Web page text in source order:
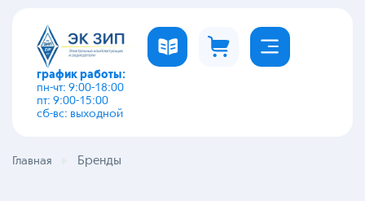
график работы:
пн-чт: 9:00-18:00
пт: 9:00-15:00
сб-вс: выходной
Главная Бренды